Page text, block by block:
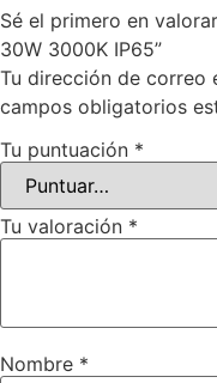
Sé el primero en valorar
30W 3000K IP65”
Tu dirección de correo
campos obligatorios
Tu puntuación *
Tu valoración *
Nombre *